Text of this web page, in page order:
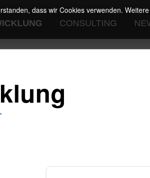
CONSULTING
dass wir Cookies verwenden.